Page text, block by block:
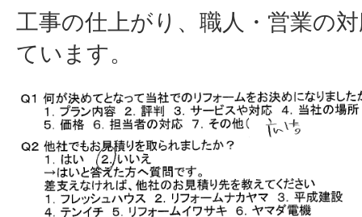
工事の仕上がり、職人・営業の
ています。